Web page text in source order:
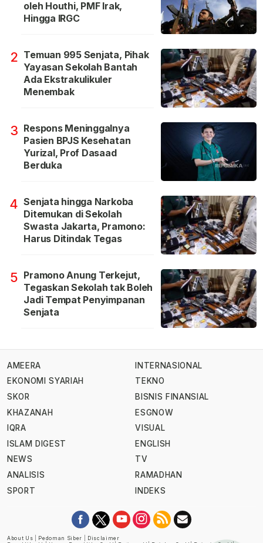
oleh Houthi, PMF Irak,
Hingga IRGC
2 Temuan 995 Senjata, Pihak
Yayasan Sekolah Bantah
Ada Ekstrakulikuler
Menembak
3 Respons Meninggalnya
Pasien BPJS Kesehatan
Yurizal, Prof Dasaad
Berduka
4 Senjata hingga Narkoba
Ditemukan di Sekolah
Swasta Jakarta, Pramono:
Harus Ditindak Tegas
5 Pramono Anung Terkejut,
Tegaskan Sekolah tak Boleh
Jadi Tempat Penyimpanan
Senjata
AMEERA
EKONOMI SYARIAH
SKOR
KHAZANAH
IQRA
ISLAM DIGEST
NEWS
ANALISIS
SPORT
INTERNASIONAL
TEKNO
BISNIS FINANSIAL
ESGNOW
VISUAL
ENGLISH
TV
RAMADHAN
INDEKS
About Us Pedoman Siber
Disclaimer